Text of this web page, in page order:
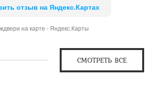
отзыв на Яндекс.Картах
на карте - Яндекс.Карты
СМОТРЕТЬ ВСЕ